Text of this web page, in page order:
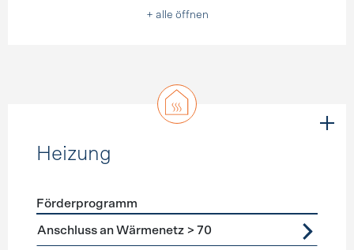
+ alle öffnen
Heizung
Förderprogramme
Förderprogramm
Anschluss an Wärmenetz > 70